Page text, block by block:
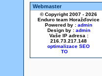
Webmaster
© Copyright 2007 - 2026
Enduro team Horažďovice
Powered by : admin
Design by : admin
Vaše IP adresa :
216.73.217.148
optimalizace SEO